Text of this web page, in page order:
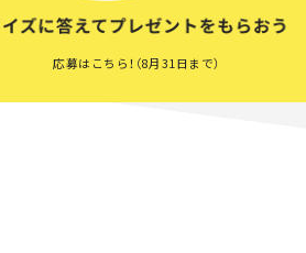
応募はこちら！（8月31日まで）